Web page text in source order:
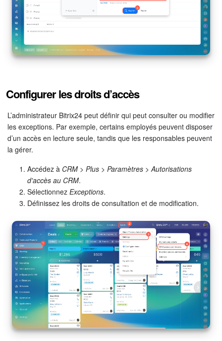
Configurer les droits d’accès
L’administrateur Bitrix24 peut définir qui peut consulter ou modifier
les exceptions. Par exemple, certains employés peuvent disposer
d’un accès en lecture seule, tandis que les responsables peuvent
la gérer.
Accédez à CRM > Plus > Paramètres > Autorisations
d'accès au CRM.
Sélectionnez Exceptions.
Définissez les droits de consultation et de modification.